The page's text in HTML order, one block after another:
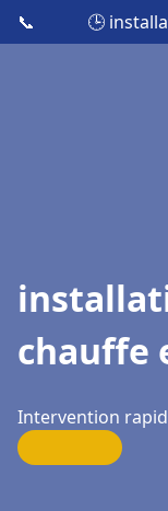
📞 🕒
chauffe
Intervention